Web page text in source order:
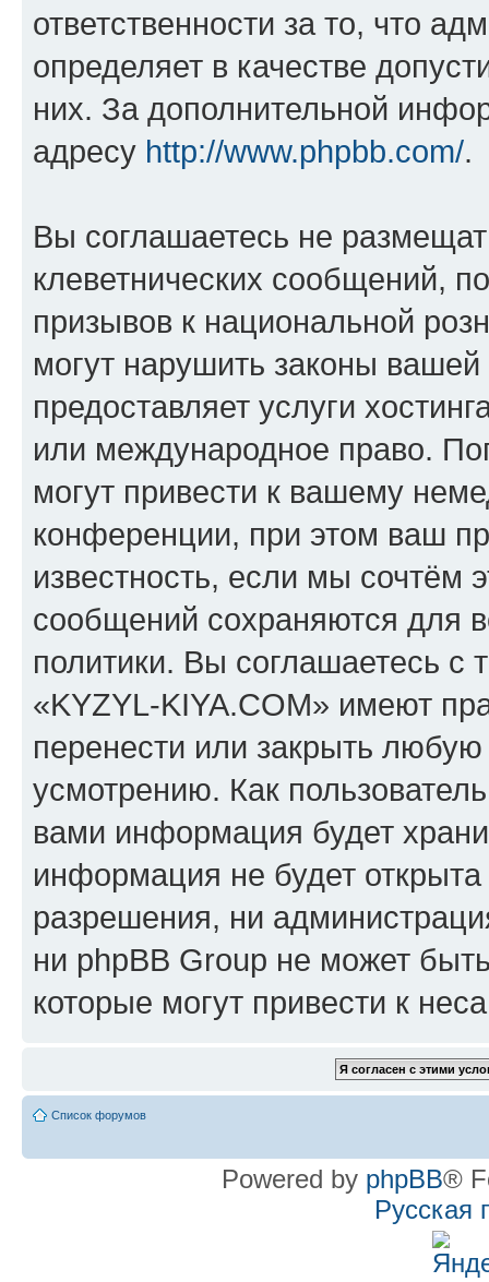
ответственности за то, что
определяет в качестве
них. За дополнительной
адресу http://www.phpbb.com/.
Вы соглашаетесь не
клеветнических сообщений,
призывов к национальной
могут нарушить законы
предоставляет услуги
или международное право.
могут привести к вашему
конференции, при этом ваш
известность, если мы сочтём
сообщений сохраняются для
политики. Вы соглашаетесь
«KYZYL-KIYA.COM» имеют
перенести или закрыть
усмотрению. Как
вами информация будет
информация не будет
разрешения, ни
ни phpBB Group не может
которые могут привести к
Список форумов
Powered by phpBB®
Русская